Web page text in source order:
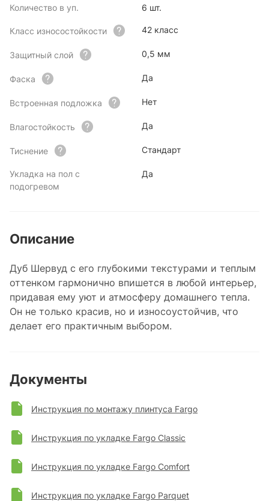
Количество в уп. 6 шт.
Класс износостойкости 42 класс
Защитный слой 0,5 мм
Фаска Да
Встроенная подложка Нет
Влагостойкость Да
Тиснение Стандарт
Укладка на пол с
подогревом
Да
Описание
Дуб Шервуд с его глубокими текстурами и теплым
оттенком гармонично впишется в любой интерьер,
придавая ему уют и атмосферу домашнего тепла.
Он не только красив, но и износоустойчив, что
делает его практичным выбором.
Документы
Инструкция по монтажу плинтуса Fargo
Инструкция по укладке Fargo Classic
Инструкция по укладке Fargo Comfort
Инструкция по укладке Fargo Parquet